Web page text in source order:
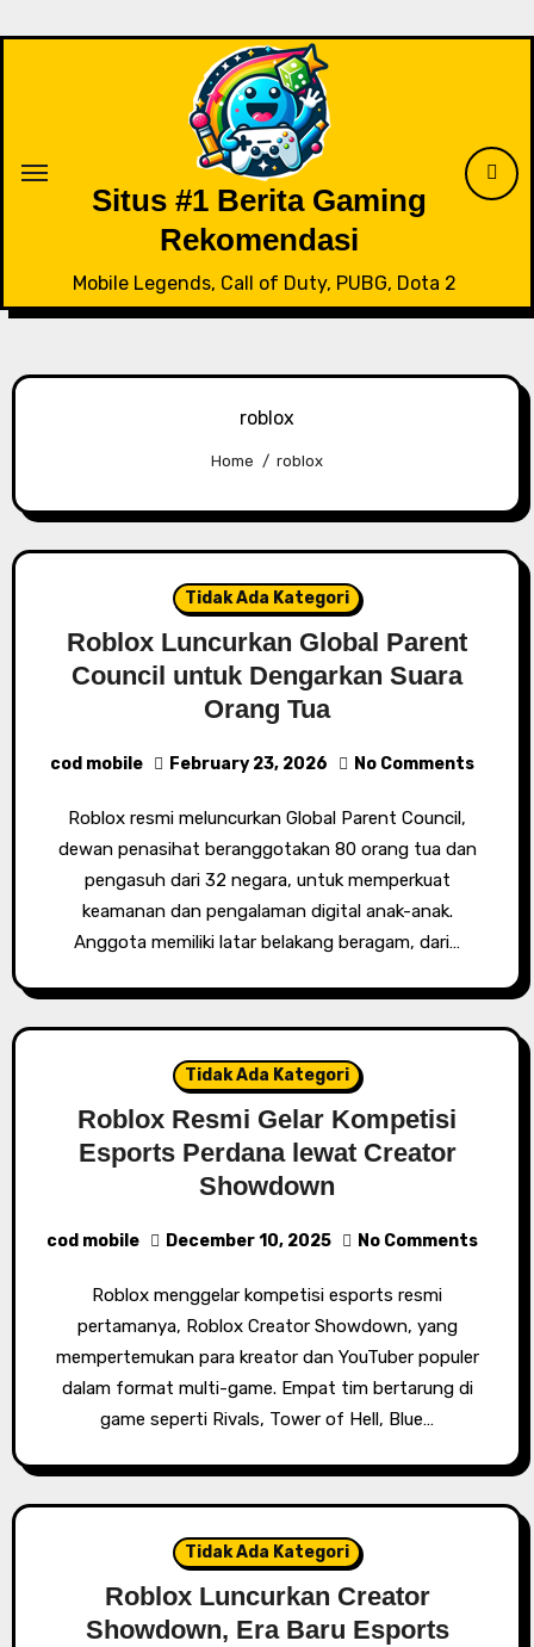
Situs #1 Berita Gaming
Rekomendasi
Mobile Legends, Call of Duty, PUBG, Dota 2
roblox
Home roblox
Tidak Ada Kategori
Roblox Luncurkan Global Parent
Council untuk Dengarkan Suara
Orang Tua
cod mobile February 23, 2026 No Comments
Roblox resmi meluncurkan Global Parent Council,
dewan penasihat beranggotakan 80 orang tua dan
pengasuh dari 32 negara, untuk memperkuat
keamanan dan pengalaman digital anak-anak.
Anggota memiliki latar belakang beragam, dari…
Tidak Ada Kategori
Roblox Resmi Gelar Kompetisi
Esports Perdana lewat Creator
Showdown
cod mobile December 10, 2025 No Comments
Roblox menggelar kompetisi esports resmi
pertamanya, Roblox Creator Showdown, yang
mempertemukan para kreator dan YouTuber populer
dalam format multi-game. Empat tim bertarung di
game seperti Rivals, Tower of Hell, Blue…
Tidak Ada Kategori
Roblox Luncurkan Creator
Showdown, Era Baru Esports